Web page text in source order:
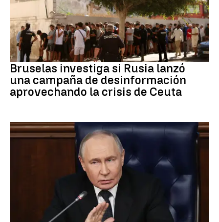
Desinformación rusa
Bruselas investiga si Rusia lanzó
una campaña de desinformación
aprovechando la crisis de Ceuta